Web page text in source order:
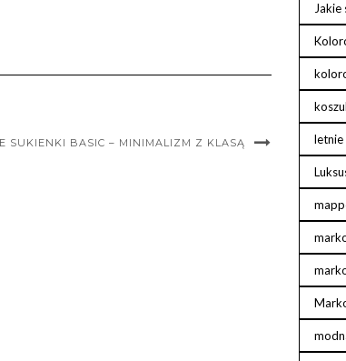
SUKIENKI BASIC – MINIMALIZM Z KLASĄ
Jakie
letnie